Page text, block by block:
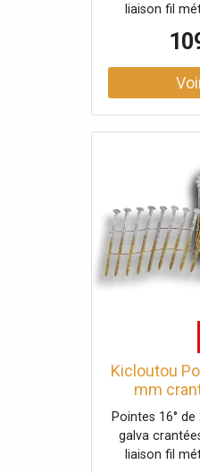
liaison fil
Kicloutou
mm
rouleaux
Pointes 16°
galva
liaison fil